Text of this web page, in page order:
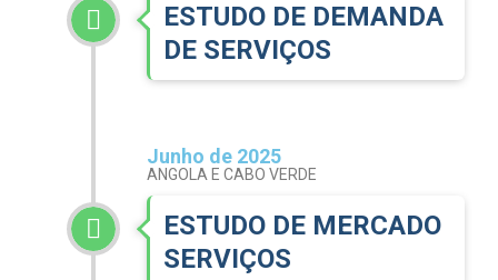
ESTUDO DE DEMANDA
DE SERVIÇOS
Junho de 2025
ANGOLA E CABO VERDE
ESTUDO DE MERCADO
SERVIÇOS